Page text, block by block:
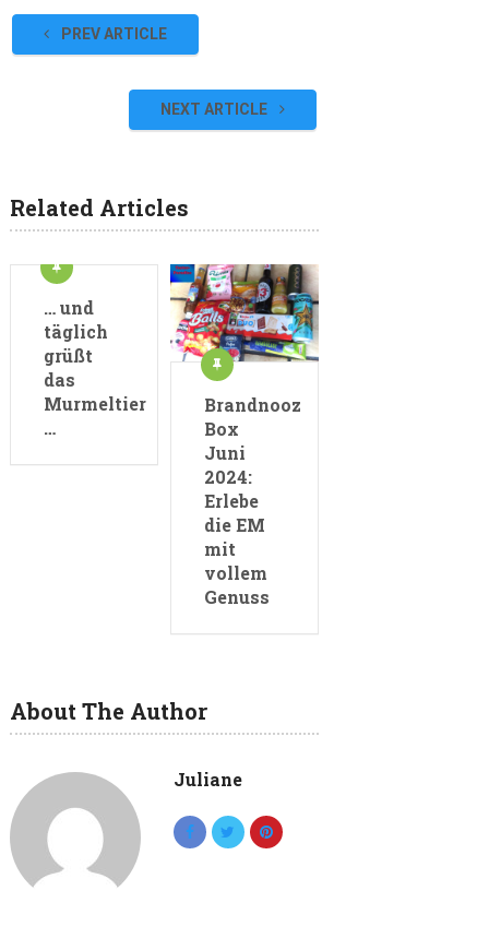
PREV ARTICLE
NEXT ARTICLE
Related Articles
… und
täglich
grüßt
das
Murmeltier
…
Brandnooz
Box
Juni
2024:
Erlebe
die EM
mit
vollem
Genuss
About The Author
Juliane